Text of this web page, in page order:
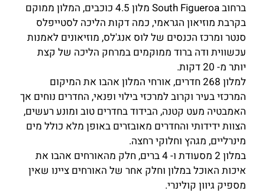
ברחוב South Figueroa מלון 4.5 כוכבים, המלון ממוקם
בקרבת מוזיאון הגראמי, כמה דקות הליכה לסטייפלס
סנטר ומרכז הכנסים של לוס אנג'לס, מוזיאונים לאמנות
עכשווית ודה ברוד ממוקמים במרחק הליכה של קצת
יותר מ- 20 דקות.
למלון 268 חדרים, אורחי המלון אהבו את המיקום
המרכזי בעיר וקרוב למרכזי בילוי ופנאי, החדרים נוחים אך
האמבטיה מעט קטנה, הבידוד בחדרים טוב ומונע רעשים,
הצוות ידידותי והחדרים מאובזרים באופן מלא כולל מים
מינרליים, מגהץ וחלוקי רחצה.
במלון 2 מסעודת ו- 4 ברים, חלק מהאורחים אהבו את
איכות האוכל במלון וחלק אחר של האורחים ציינו שאין
מספיק גיוון קולינרי.